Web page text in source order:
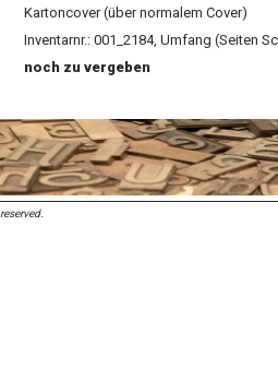
Kartoncover (über normalem Cover)
Inventarnr.: 001_2184, Umfang (Seiten
noch zu vergeben